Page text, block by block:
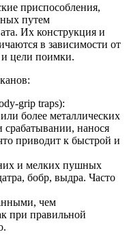
приспособления,
путем
Их конструкция и
в зависимости от
и цели поимки.
grip traps):
более металлических
срабатывании, нанося
приводит к быстрой и
и мелких пушных
бобр, выдра. Часто
чем
при правильной